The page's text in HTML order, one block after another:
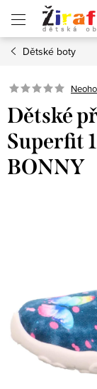
obsah
Dětské boty
Dětské
Superfit
BONNY